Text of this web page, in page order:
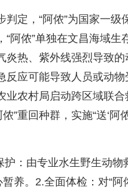
定，“阿侬”为国家一
阿侬”单独在文昌海域生
热、紫外线强烈导致
应可能导致人员或动
农村局启动跨区域联
”重回种群，实施“送‘阿
：由专业水生野生动物
养。2.全面体检：对“